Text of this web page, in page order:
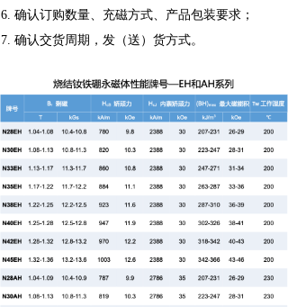
6. 确认订购数量、充磁方式、产品包装要求；
7. 确认交货周期，发（送）货方式。